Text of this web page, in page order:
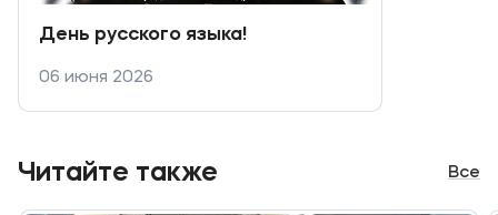
День русского языка!
06 июня 2026
Читайте также Все